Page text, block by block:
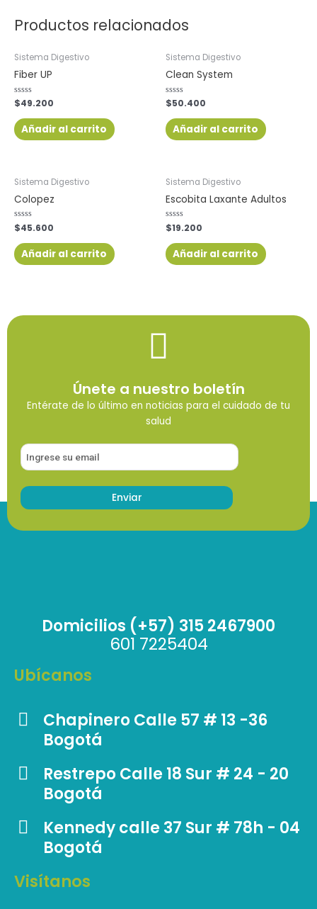
Productos relacionados
Sistema Digestivo
Fiber UP
Valorado
con
de
5
$49.200
Añadir al carrito
Sistema Digestivo
Clean System
Valorado
con
de
5
$50.400
Añadir al carrito
Sistema Digestivo
Colopez
Valorado
con
de
5
$45.600
Añadir al carrito
Sistema Digestivo
Escobita Laxante Adultos
Valorado
con
de
5
$19.200
Añadir al carrito
Únete a nuestro boletín
Entérate de lo último en noticias para el cuidado de tu
salud
Domicilios (+57) 315 2467900
601 7225404
Ubícanos
Chapinero Calle 57 # 13 -36
Bogotá
Restrepo Calle 18 Sur # 24 - 20
Bogotá
Kennedy calle 37 Sur # 78h - 04
Bogotá
Visítanos